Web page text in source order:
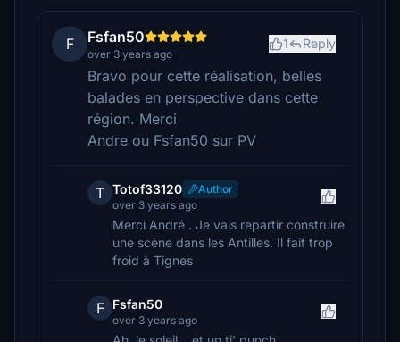
F Fsfan50
over 3 years ago
1 Reply
Bravo pour cette réalisation, belles
balades en perspective dans cette
région. Merci
Andre ou Fsfan50 sur PV
T Totof33120
Author
over 3 years ago
Merci André . Je vais repartir construire
une scène dans les Antilles. Il fait trop
froid à Tignes
F Fsfan50
over 3 years ago